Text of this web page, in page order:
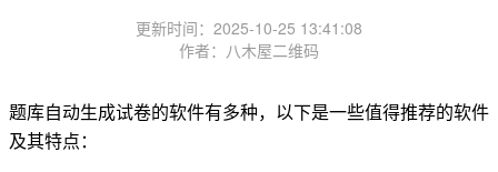
更新时间：2025-10-25 13:41:08
作者：八木屋二维码
题库自动生成试卷的软件有多种，以下是一些值得推荐的软件
及其特点：